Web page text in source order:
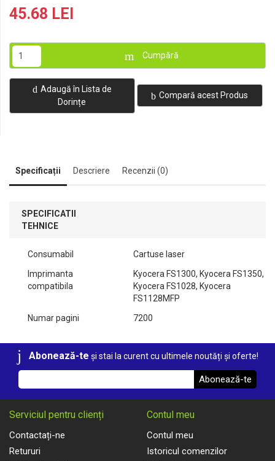
45.68 LEI
Cumpără
Adaugă în Lista de
Dorințe
Compară acest Produs
Specificații Descriere Recenzii (0)
SPECIFICATII
TEHNICE
Consumabil
Cartuse laser
Imprimanta
compatibila
Kyocera FS1300, Kyocera FS1350,
Kyocera FS1028, Kyocera
FS1128MFP
Numar pagini
7200
Abonează-te și stai la curent cu ultimele noutăți și oferte!
Abonează-te
Serviciul pentru clienți
Contactați-ne
Retururi
Contul meu
Contul meu
Istoricul comenzilor